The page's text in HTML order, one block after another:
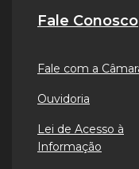
Fale Conosco
Fale com a
Ouvidoria
Lei de Acesso à
Informação